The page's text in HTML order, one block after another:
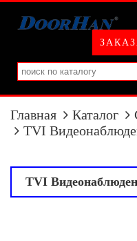
Главная Каталог
TVI
TVI